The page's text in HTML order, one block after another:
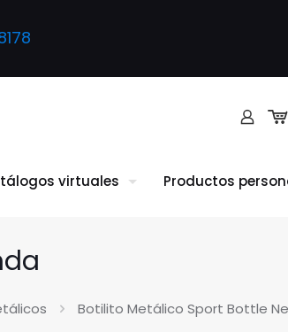
virtuales Productos
Botilito Metálico Sport Bottle